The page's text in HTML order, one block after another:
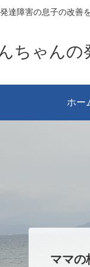
発達障害の息子の改善
ちゃんの
ホー
ママの